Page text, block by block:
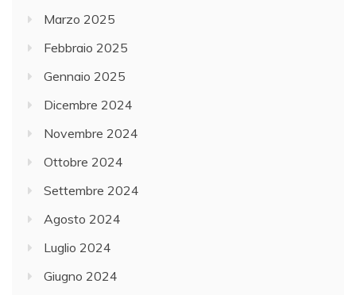
Marzo 2025
Febbraio 2025
Gennaio 2025
Dicembre 2024
Novembre 2024
Ottobre 2024
Settembre 2024
Agosto 2024
Luglio 2024
Giugno 2024